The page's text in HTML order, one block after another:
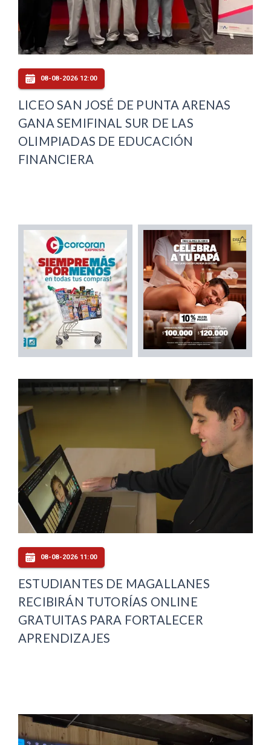
08-08-2026 12:00
LICEO SAN JOSÉ DE PUNTA ARENAS
GANA SEMIFINAL SUR DE LAS
OLIMPIADAS DE EDUCACIÓN
FINANCIERA
08-08-2026 11:00
ESTUDIANTES DE MAGALLANES
RECIBIRÁN TUTORÍAS ONLINE
GRATUITAS PARA FORTALECER
APRENDIZAJES